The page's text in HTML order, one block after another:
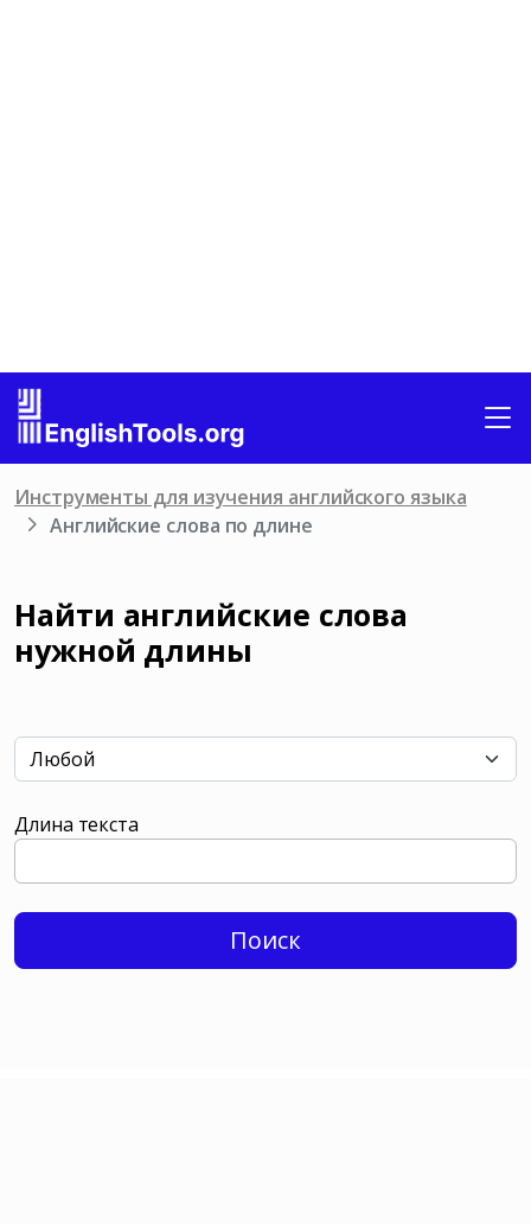
Инструменты для изучения английского языка
Английские слова по длине
Найти английские слова
нужной длины
Длина текста
Поиск